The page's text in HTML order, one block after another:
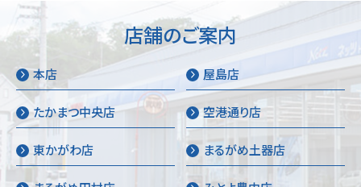
店舗のご案内
本店 屋島店
たかまつ中央店 空港通り店
東かがわ店 まるがめ土器店